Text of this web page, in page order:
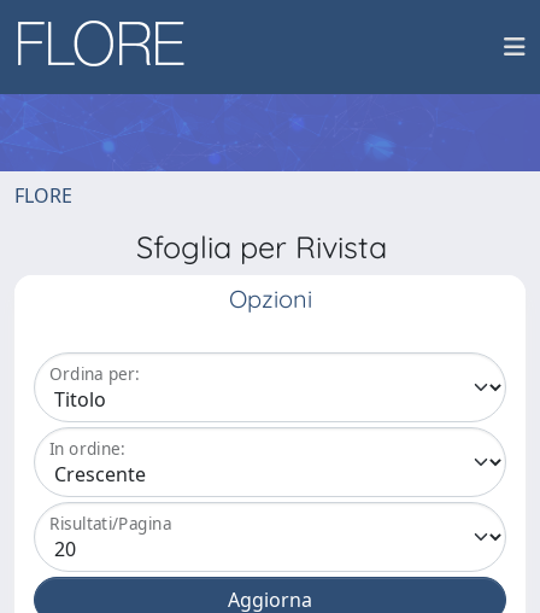
FLORE
Sfoglia per Rivista
Opzioni
Ordina per:
In ordine:
Risultati/Pagina